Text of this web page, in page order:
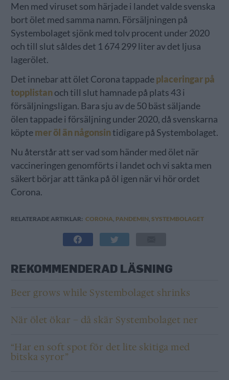
Men med viruset som härjade i landet valde svenska
bort ölet med samma namn. Försäljningen på
Systembolaget sjönk med tolv procent under 2020
och till slut såldes det 1 674 299 liter av det ljusa
lagerölet.
Det innebar att ölet Corona tappadeplaceringar på
topplistanoch till slut hamnade på plats 43 i
försäljningsligan. Bara sju av de 50 bäst säljande
ölen tappade i försäljning under 2020, då svenskarna
köptemer öl än någonsintidigare på Systembolaget.
Nu återstår att ser vad som händer med ölet när
vaccineringen genomförts i landet och vi sakta men
säkert börjar att tänka på öl igen när vi hör ordet
Corona.
RELATERADE ARTIKLAR: CORONA PANDEMIN SYSTEMBOLAGET
REKOMMENDERAD LÄSNING
Beer grows while Systembolaget shrinks
När ölet ökar – då skär Systembolaget ner
“Har en soft spot för det lite skitiga med
bitska syror”